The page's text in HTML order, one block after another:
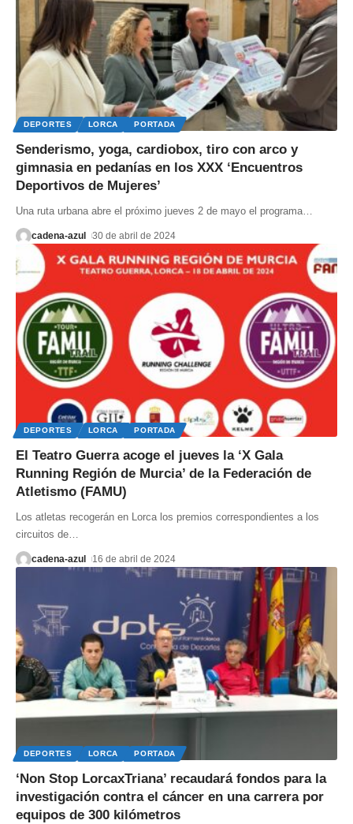
DEPORTES LORCA PORTADA
Senderismo, yoga, cardiobox, tiro con arco y
gimnasia en pedanías en los XXX ‘Encuentros
Deportivos de Mujeres’
Una ruta urbana abre el próximo jueves 2 de mayo el programa…
cadena-azul 30 de abril de 2024
DEPORTES LORCA PORTADA
El Teatro Guerra acoge el jueves la ‘X Gala
Running Región de Murcia’ de la Federación de
Atletismo (FAMU)
Los atletas recogerán en Lorca los premios correspondientes a los
circuitos de…
cadena-azul 16 de abril de 2024
DEPORTES LORCA PORTADA
‘Non Stop LorcaxTriana’ recaudará fondos para la
investigación contra el cáncer en una carrera por
equipos de 300 kilómetros